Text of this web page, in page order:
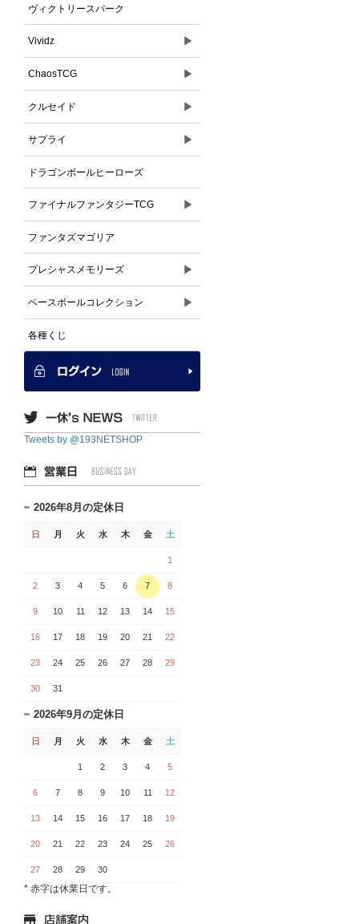
ヴィクトリースパーク
Vividz ▶
ChaosTCG ▶
クルセイド ▶
サプライ ▶
ドラゴンボールヒーローズ
ファイナルファンタジーTCG ▶
ファンタズマゴリア
プレシャスメモリーズ ▶
ベースボールコレクション ▶
各種くじ
Tweets by @193NETSHOP
2026年8月の定休日
日 月 火 水 木 金 土
1
2 3 4 5 6 7 8
9 10 11 12 13 14 15
16 17 18 19 20 21 22
23 24 25 26 27 28 29
30 31
2026年9月の定休日
日 月 火 水 木 金 土
1 2 3 4 5
6 7 8 9 10 11 12
13 14 15 16 17 18 19
20 21 22 23 24 25 26
27 28 29 30
* 赤字は休業日です。